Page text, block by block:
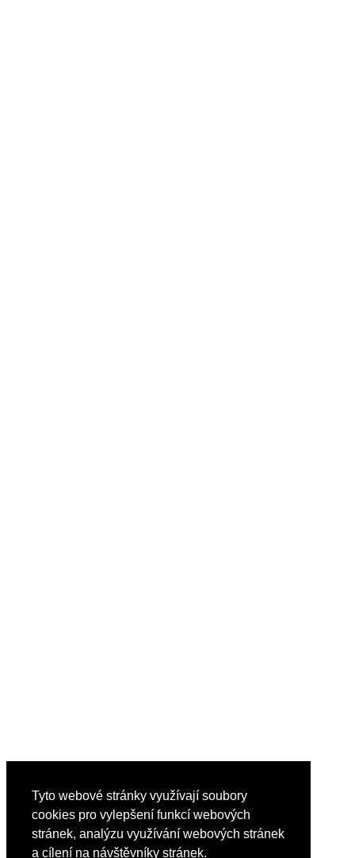
Tyto webové stránky využívají soubory
cookies pro vylepšení funkcí webových
stránek, analýzu využívání webových stránek
a cílení na návštěvníky stránek.